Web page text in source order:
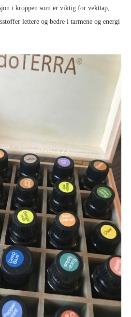
i kroppen som er viktig for vekttap,
lettere og bedre i tarmene og energi